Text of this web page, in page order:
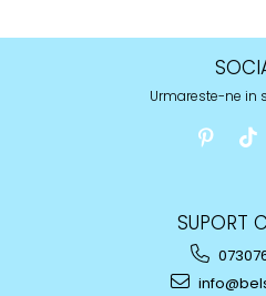
Urmareste-ne in
SUPORT